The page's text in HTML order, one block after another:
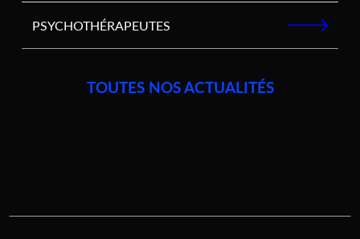
PSYCHOTHÉRAPEUTES
TOUTES NOS ACTUALITÉS